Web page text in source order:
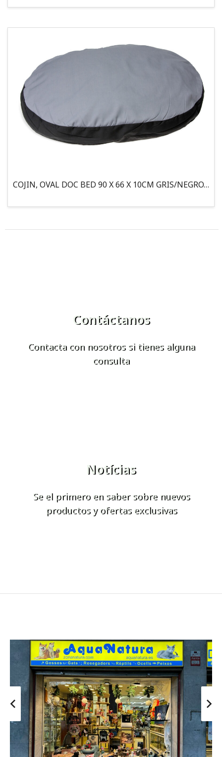
COJIN, OVAL DOC BED 90 X 66 X 10CM GRIS/NEGRO, 95°
Contáctanos
Contacta con nosotros si tienes alguna
consulta
Notícias
Se el primero en saber sobre nuevos
productos y ofertas exclusivas